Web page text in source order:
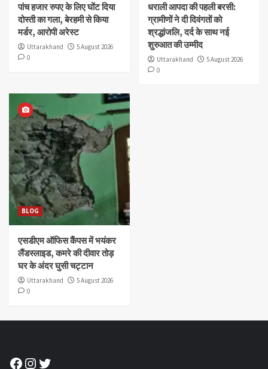
पांच हजार रुपए के लिए घोंट दिया
दोस्ती का गला, बेरहमी से किया
मर्डर, आरोपी अरेस्ट
Uttarakhand
5 August 2026
0
धराली आपदा की पहली बरसी:
ग्रामीणों ने दी दिवंगतों को
श्रद्धांजलि, दर्द के साथ नई
शुरुआत की उम्मीद
Uttarakhand
5 August 2026
0
BLOG
एसडीएम ऑफिस कैंपस में भयंकर
लैंडस्लाइड, कमरे की दीवार तोड़
घर के अंदर घुसी चट्टान
Uttarakhand
5 August 2026
0
Facebook
Instagram
Twitter